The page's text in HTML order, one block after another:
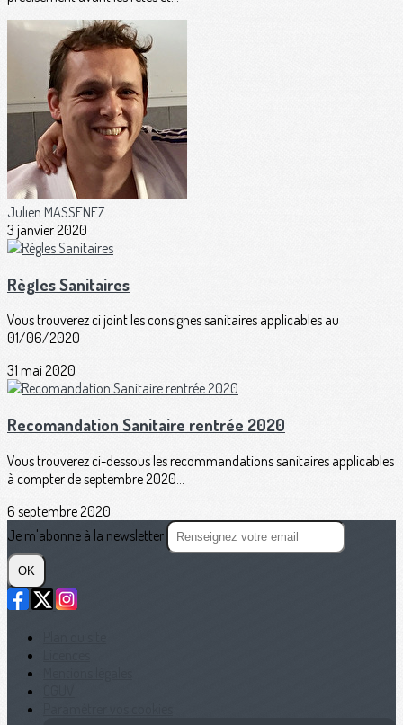
Julien MASSENEZ
3 janvier 2020
Règles Sanitaires
Vous trouverez ci joint les consignes sanitaires applicables au
01/06/2020
31 mai 2020
Recomandation Sanitaire rentrée 2020
Vous trouverez ci-dessous les recommandations sanitaires applicables
à compter de septembre 2020...
6 septembre 2020
Je m'abonne à la newsletter
OK